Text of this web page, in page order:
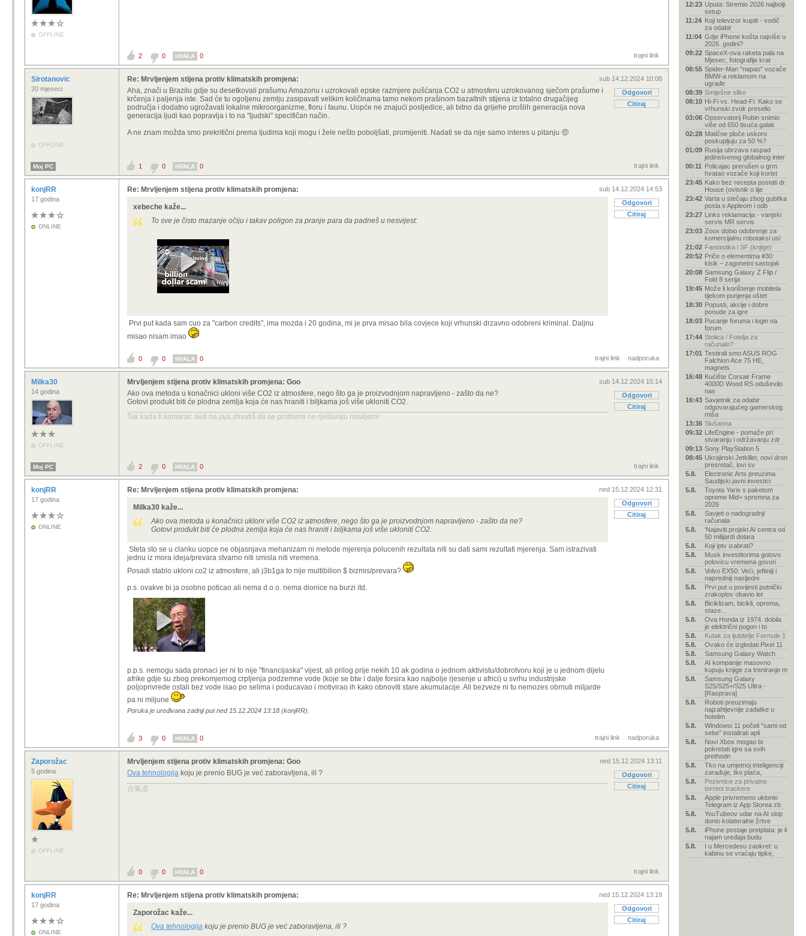
OFFLINE
trajni link
2 0 HVALA 0
Sirotanovic
20 mjeseci
OFFLINE
sub 14.12.2024 10:08
Odgovori
Citiraj
Re: Mrvljenjem stijena protiv klimatskih promjena:
Aha, znači u Brazilu gdje su desetkovali prašumu Amazonu i uzrokovali epske razmjere pušćanja CO2 u atmosferu uzrokovanog sječom prašume i
krčenja i paljenja iste. Sad će tu ogoljenu zemlju zasipavati velikim količinama tamo nekom prašinom bazaltnih stijena iz totalno drugačijeg
područja i dodatno ugrožavati lokalne mikroorganizme, floru i faunu. Uopće ne znajući posljedice, ali bitno da grijehe prošlih generacija nova
generacija ljudi kao popravlja i to na "ljudski" specifičan način.
A ne znam možda smo prekritični prema ljudima koji mogu i žele nešto poboljšati, promijeniti. Nadati se da nije samo interes u pitanju 🤑
Moj PC trajni link
1 0 HVALA 0
konjRR
17 godina
ONLINE
sub 14.12.2024 14:53
Odgovori
Citiraj
Re: Mrvljenjem stijena protiv klimatskih promjena:
xebeche kaže...
To sve je čisto mazanje očiju i takav poligon za pranje para da padneš u nesvijest:
Prvi put kada sam cuo za "carbon credits", ima mozda i 20 godina, mi je prva misao bila covjece koji vrhunski drzavno odobreni kriminal. Daljnu
misao nisam imao
trajni link nadporuka
0 0 HVALA 0
Milka30
14 godina
OFFLINE
sub 14.12.2024 15:14
Odgovori
Citiraj
Mrvljenjem stijena protiv klimatskih promjena: Goo
Ako ova metoda u konačnici ukloni više CO2 iz atmosfere, nego što ga je proizvodnjom napravljeno - zašto da ne?
Gotovi produkt biti će plodna zemlja koja će nas hraniti i biljkama još više ukloniti CO2.
Tek kada ti komarac sleti na jaja,shvatiš da se problemi ne rješavaju nasiljem!
Moj PC trajni link
2 0 HVALA 0
konjRR
17 godina
ONLINE
ned 15.12.2024 12:31
Odgovori
Citiraj
Re: Mrvljenjem stijena protiv klimatskih promjena:
Milka30 kaže...
Ako ova metoda u konačnici ukloni više CO2 iz atmosfere, nego što ga je proizvodnjom napravljeno - zašto da ne?
Gotovi produkt biti će plodna zemlja koja će nas hraniti i biljkama još više ukloniti CO2.
Steta sto se u clanku uopce ne objasnjava mehanizam ni metode mjerenja polucenih rezultata niti su dati sami rezultati mjerenja. Sam istrazivati
jednu iz mora ideja/prevara stvarno niti smisla niti vremena.
Posadi stablo ukloni co2 iz atmosfere, ali j3b1ga to nije multibilion $ bizmis/prevara?
p.s. ovakve bi ja osobno poticao ali nema d.o.o. nema dionice na burzi itd.
p.p.s. nemogu sada pronaci jer ni to nije "financijaska" vijest, ali prilog prije nekih 10 ak godina o jednom aktivistu/dobrotvoru koji je u jednom dijelu
afrike gdje su zbog prekomjernog crpljenja podzemne vode (koje se btw i dalje forsira kao najbolje rjesenje u africi) u svrhu industrijske
poljoprivrede ostali bez vode isao po selima i poducavao i motivirao ih kako obnoviti stare akumulacije. Ali bezveze ni tu nemozes obrnuti miljarde
pa ni miljune
Poruka je uređivana zadnji put ned 15.12.2024 13:18 (konjRR).
trajni link nadporuka
3 0 HVALA 0
Zaporožac
5 godina
OFFLINE
ned 15.12.2024 13:11
Odgovori
Citiraj
Mrvljenjem stijena protiv klimatskih promjena: Goo
Ova tehnologija koju je prenio BUG je već zaboravljena, ili ?
合氣道
trajni link
0 0 HVALA 0
konjRR
17 godina
ONLINE
ned 15.12.2024 13:19
Odgovori
Citiraj
Re: Mrvljenjem stijena protiv klimatskih promjena:
Zaporožac kaže...
Ova tehnologija koju je prenio BUG je već zaboravljena, ili ?
12:23 Uputa: Stremio 2026 najbolji
setup
11:24 Koji televizor kupiti - vodič
za odabir
11:04 Gdje iPhone košta najviše u
2026. godini?
09:22 SpaceX-ova raketa pala na
Mjesec, fotografije krat
08:55 Spider-Man "napao" vozače
BMW-a reklamom na
ugrađe
08:39 Smiješne slike
08:10 Hi-Fi vs. Head-Fi: Kako se
vrhunski zvuk preselio
03:06 Opservatorij Rubin snimio
više od 650 tisuća galak
02:28 Matične ploče uskoro
poskupljuju za 50 %?
01:09 Rusija ubrzava raspad
jedinstvenog globalnog inter
00:11 Policajac prerušen u grm
hvatao vozače koji korist
23:45 Kako bez recepta postati dr.
House (ovisnik o lije
23:42 Varta u stečaju zbog gubitka
posla s Appleom i odb
23:27 Links reklamacija - vanjski
servis MR servis
23:03 Zoox dobio odobrenje za
komercijalnu robotaksi usl
21:02 Fantastika i SF (knjige)
20:52 Priče o elementima #30:
kisik – zagonetni sastojak
20:08 Samsung Galaxy Z Flip /
Fold 8 serija
19:45 Može li korištenje mobitela
tijekom punjenja oštet
18:30 Popusti, akcije i dobre
ponude za igre
18:03 Pucanje foruma i login na
forum
17:44 Stolica / Fotelja za
računalo?
17:01 Testirali smo ASUS ROG
Falchion Ace 75 HE,
magnets
16:48 Kućište Corsair Frame
4000D Wood RS oduševilo
nas
16:43 Savjetnik za odabir
odgovarajućeg gamerskog
miša
13:36 Slušaona
09:32 LifeEngine - pomaže pri
stvaranju i održavanju zdr
09:13 Sony PlayStation 5
08:45 Ukrajinski Jetkiller, novi dron
presretač, lovi sv
5.8.
Electronic Arts preuzima
Saudijski javni investici
5.8.
Toyota Yaris s paketom
opreme Mid+ spremna za
2026
5.8.
Savjeti o nadogradnji
računala
5.8.
'Najaviti projekt AI centra od
50 milijardi dolara
5.8.
Koji iptv izabrati?
5.8.
Musk investitorima gotovo
polovicu vremena govori
5.8.
Volvo EX50: Veći, jeftiniji i
napredniji nasljedni
5.8.
Prvi put u povijesti putnički
zrakoplov obavio let
5.8.
Biciklizam, bicikli, oprema,
staze...
5.8.
Ova Honda iz 1974. dobila
je električni pogon i to
5.8.
Kutak za ljubitelje Formule 1
5.8.
Ovako će izgledati Pixel 11
5.8.
Samsung Galaxy Watch
5.8.
AI kompanije masovno
kupuju knjige za treniranje m
5.8.
Samsung Galaxy
S25/S25+/S25 Ultra -
[Rasprava]
5.8.
Roboti preuzimaju
najzahtjevnije zadatke u
hotelim
5.8.
Windowsi 11 počeli "sami od
sebe" instalirati apli
5.8.
Novi Xbox mogao bi
pokretati igre sa svih
prethodn
5.8.
Tko na umjetnoj inteligenciji
zarađuje, tko plaća,
5.8.
Pozivnice za privatne
torrent trackere
5.8.
Apple privremeno uklonio
Telegram iz App Storea zb
5.8.
YouTubeov udar na AI slop
donio kolateralne žrtve
5.8.
iPhone postaje pretplata: je li
najam uređaja budu
5.8.
I u Mercedesu zaokret: u
kabinu se vraćaju tipke,